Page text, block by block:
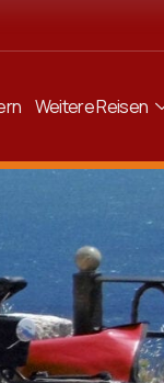
Weitere Reisen